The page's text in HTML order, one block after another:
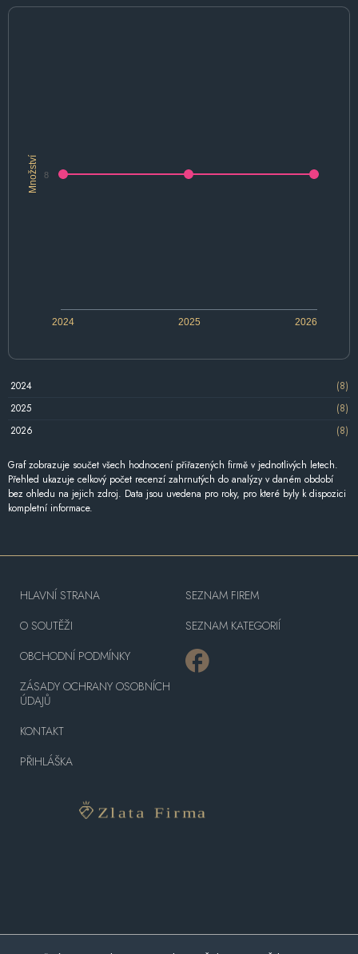
Množství
2024 2026
2025
8
2024
(8)
2025
(8)
2026
(8)
Graf zobrazuje součet všech hodnocení přiřazených firmě v jednotlivých letech.
Přehled ukazuje celkový počet recenzí zahrnutých do analýzy v daném období
bez ohledu na jejich zdroj. Data jsou uvedena pro roky, pro které byly k dispozici
kompletní informace.
HLAVNÍ STRANA
O SOUTĚŽI
OBCHODNÍ PODMÍNKY
ZÁSADY OCHRANY OSOBNÍCH
ÚDAJŮ
KONTAKT
PŘIHLÁŠKA
SEZNAM FIREM
SEZNAM KATEGORIÍ